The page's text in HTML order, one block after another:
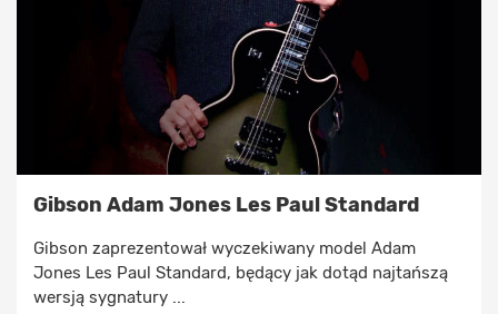
Gibson Adam Jones Les Paul Standard
Gibson zaprezentował wyczekiwany model Adam
Jones Les Paul Standard, będący jak dotąd najtańszą
wersją sygnatury ...